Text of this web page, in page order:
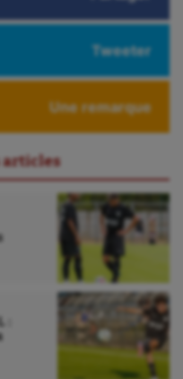
Tweeter
Une remarque
articles